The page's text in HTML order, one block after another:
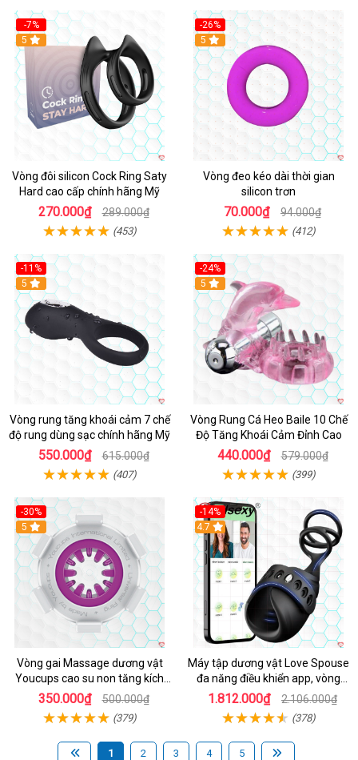
-7%
5
Vòng đôi silicon Cock Ring Saty
Hard cao cấp chính hãng Mỹ
270.000₫ 289.000₫
(453)
-26%
5
Vòng đeo kéo dài thời gian
silicon trơn
70.000₫ 94.000₫
(412)
-11%
5
Vòng rung tăng khoái cảm 7 chế
độ rung dùng sạc chính hãng Mỹ
550.000₫ 615.000₫
(407)
-24%
5
Vòng Rung Cá Heo Baile 10 Chế
Độ Tăng Khoái Cảm Đỉnh Cao
440.000₫ 579.000₫
(399)
-30%
5
Vòng gai Massage dương vật
Youcups cao su non tăng kích
thước
350.000₫ 500.000₫
(379)
-14%
4.7
Máy tập dương vật Love Spouse
đa năng điều khiển app, vòng
đeo siêu tiện
1.812.000₫ 2.106.000₫
(378)
1 2 3 4 5